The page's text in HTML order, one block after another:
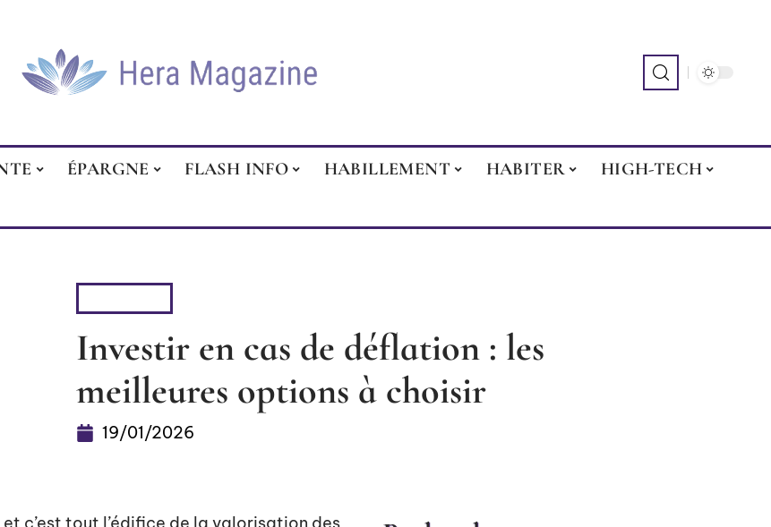
ÉPARGNE FLASH INFO HABILLEMENT HABITER
HIGH-TECH
Investir en cas de déflation : les
meilleures options à choisir
19/01/2026